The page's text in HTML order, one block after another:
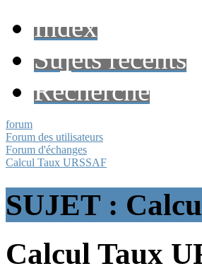
Index
Sujets récents
Recherche
forum
Forum des utilisateurs
Forum d'échanges
Calcul Taux URSSAF
SUJET :
Calcul Taux